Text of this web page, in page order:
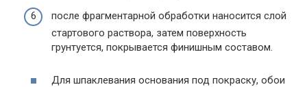
после фрагментарной обработки наносится слой
стартового раствора, затем поверхность
грунтуется, покрывается финишным составом.
Для шпаклевания основания под покраску, обои